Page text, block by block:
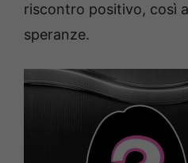
riscontro positivo, così
speranze.